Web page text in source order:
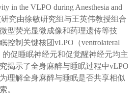
in the VLPO during Anesthesia and
究由徐敏研究组与王英伟教授组合
型荧光显微成像和药理遗传等技
控制关键核团vLPO（ventrolateral
的促睡眠神经元和促觉醒神经元均主
揭示了全身麻醉与睡眠过程中vLPO
理解全身麻醉与睡眠是否共享相似
。